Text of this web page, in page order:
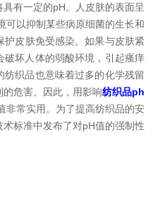
有一定的pH。人皮肤的表面呈
可以抑制某些病原细菌的生长和
皮肤免受感染。如果与皮肤紧
破坏人体的弱酸环境，引起瘙痒
织品也意味着过多的化学残留
危害。因此，用影响纺织品ph
非常实用。为了提高纺织品的安
标准中发布了对pH值的强制性